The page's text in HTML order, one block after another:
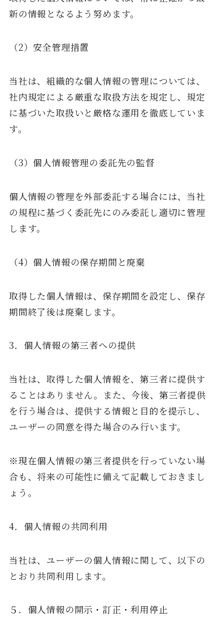
新の情報となるよう努めます。
（2）安全管理措置
当社は、組織的な個人情報の管理については、
社内規定による厳重な取扱方法を規定し、規定
に基づいた取扱いと厳格な運用を徹底していま
す。
（3）個人情報管理の委託先の監督
個人情報の管理を外部委託する場合には、当社
の規程に基づく委託先にのみ委託し適切に管理
します。
（4）個人情報の保存期間と廃棄
取得した個人情報は、保存期間を設定し、保存
期間終了後は廃棄します。
3．個人情報の第三者への提供
当社は、取得した個人情報を、第三者に提供す
ることはありません。また、今後、第三者提供
を行う場合は、提供する情報と目的を提示し、
ユーザーの同意を得た場合のみ行います。
※現在個人情報の第三者提供を行っていない場
合も、将来の可能性に備えて記載しておきまし
ょう。
4．個人情報の共同利用
当社は、ユーザーの個人情報に関して、以下の
とおり共同利用します。
５．個人情報の開示・訂正・利用停止